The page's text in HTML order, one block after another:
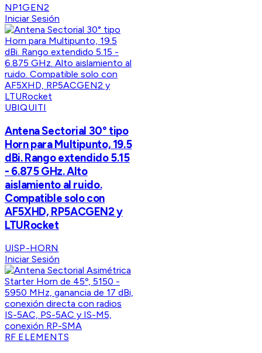
NP1GEN2
Iniciar Sesión
UBIQUITI
Antena Sectorial 30° tipo
Horn para Multipunto, 19.5
dBi. Rango extendido 5.15
- 6.875 GHz. Alto
aislamiento al ruido.
Compatible solo con
AF5XHD, RP5ACGEN2 y
LTURocket
UISP-HORN
Iniciar Sesión
RF ELEMENTS